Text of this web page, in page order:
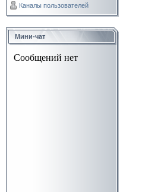
Каналы пользователей
Мини-чат